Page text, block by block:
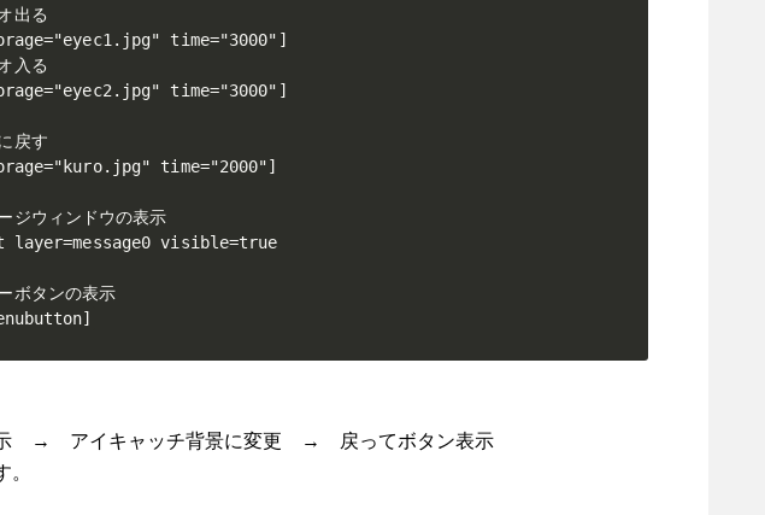
出る
time="3000"]
入る
time="3000"]
戻す
time="2000"]
ジウィンドウの表示
layer=message0 visible=true
ボタンの表示
示 → アイキャッチ背景に変更 → 戻ってボタン表示
。